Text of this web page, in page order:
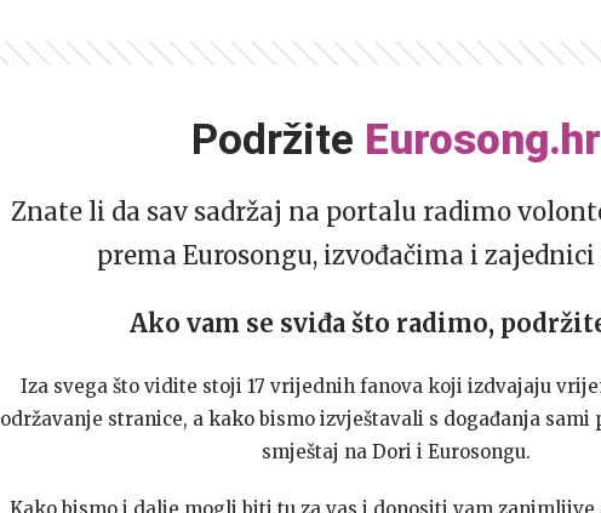
Podržite Eurosong.hr
Znate li da sav sadržaj na portalu radimo
prema Eurosongu, izvođačima i zajednici
Ako vam se sviđa što radimo,
Iza svega što vidite stoji 17 vrijednih fanova koji izdvajaju
održavanje stranice, a kako bismo izvještavali s događanja sami
smještaj na Dori i Eurosongu.
Kako bismo i dalje mogli biti tu za vas i donositi vam